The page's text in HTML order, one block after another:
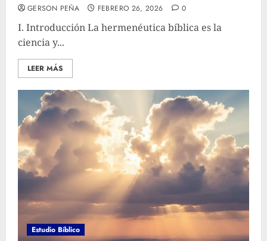
GERSON PEÑA FEBRERO 26, 2026 0
I. Introducción La hermenéutica bíblica es la
ciencia y...
LEER MÁS
Estudio Bíblico